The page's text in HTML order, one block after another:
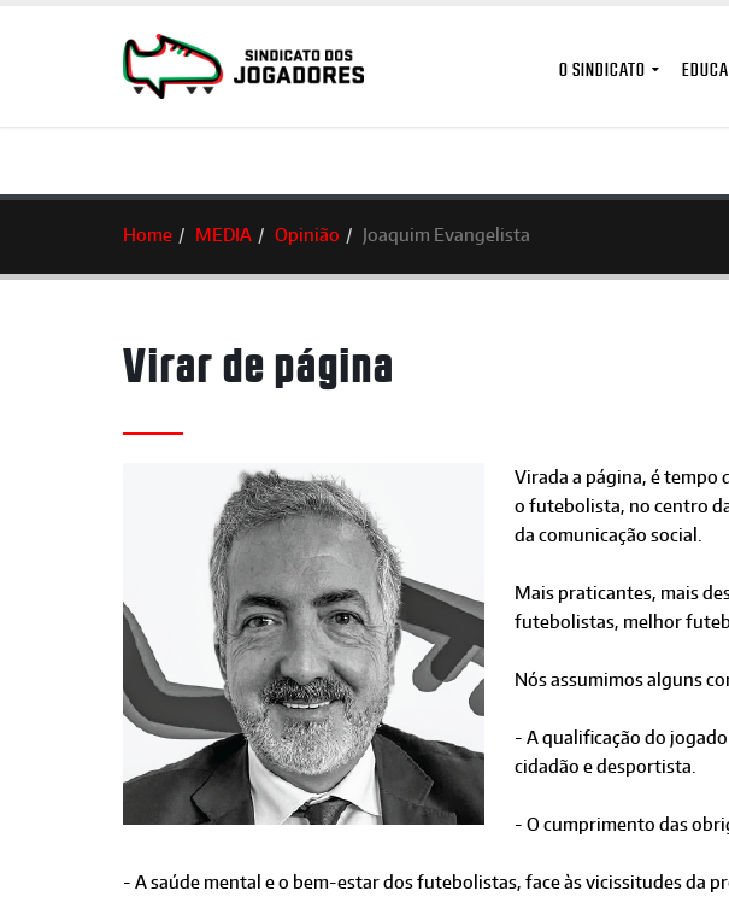
O SINDICATO
Home MEDIA Opinião Joaquim Evangelista
Virar de página
Virada a página, é tempo
o futebolista, no centro
da comunicação social.
Mais praticantes, mais
futebolistas, melhor
Nós assumimos alguns
- A qualificação do
cidadão e desportista.
- O cumprimento das
- A saúde mental e o bem-estar dos futebolistas, face às vicissitudes da